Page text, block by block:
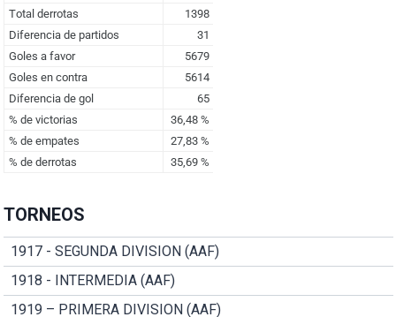
TORNEOS
1917 - SEGUNDA DIVISION (AAF)
1918 - INTERMEDIA (AAF)
1919 – PRIMERA DIVISION (AAF)